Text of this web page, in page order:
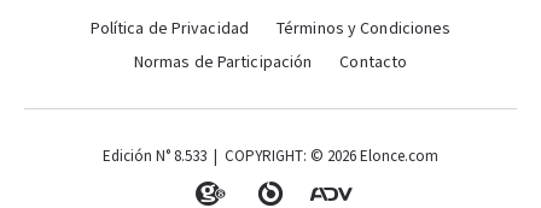
Política de Privacidad
Términos y Condiciones
Normas de Participación
Contacto
Edición N° 8.533 | COPYRIGHT: © 2026 Elonce.com